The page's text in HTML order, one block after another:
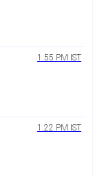
1:55 PM IST
1:22 PM IST